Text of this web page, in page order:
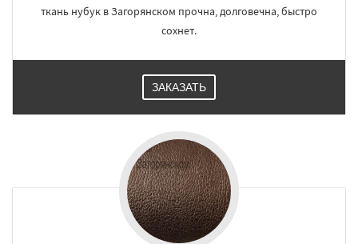
ткань нубук в Загорянском прочна, долговечна, быстро
сохнет.
ЗАКАЗАТЬ